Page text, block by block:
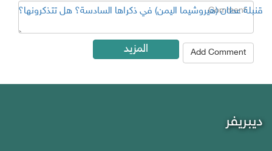
Add Comment
Debriefer
قنبلة عطان (هيروشيما اليمن) في ذكراها السادسة؟ هل تتذكرونها؟
المزيد
ديبريفر